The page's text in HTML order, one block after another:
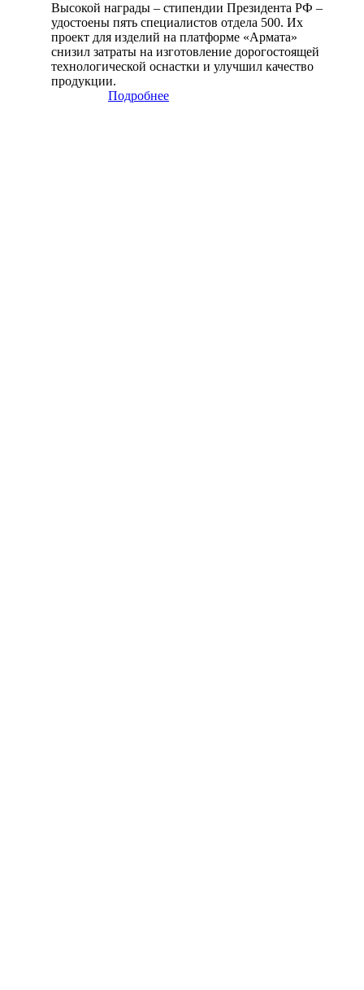
Высокой награды – стипендии Президента РФ –
удостоены пять специалистов отдела 500. Их
проект для изделий на платформе «Армата»
снизил затраты на изготовление дорогостоящей
технологической оснастки и улучшил качество
продукции.
Подробнее